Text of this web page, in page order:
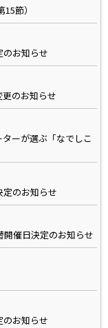
節）
のお知らせ
のお知らせ
ーが選ぶ「なでしこ
のお知らせ
催日決定のお知らせ
のお知らせ